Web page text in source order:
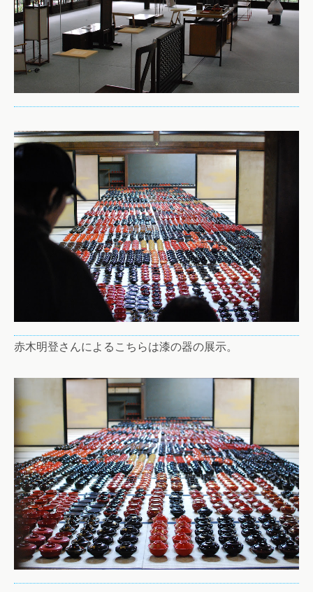
赤木明登さんによるこちらは漆の器の展示。